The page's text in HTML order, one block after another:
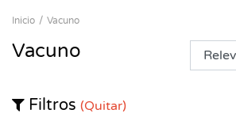
Inicio Vacuno
Vacuno
Filtros (Quitar)